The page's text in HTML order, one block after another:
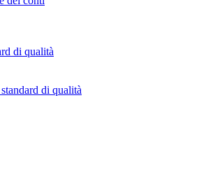
di qualità
di qualità